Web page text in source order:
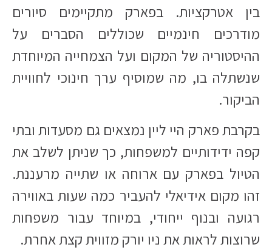
בין אטרקציות. בפארק מתקיימים סיורים
מודרכים חינמיים שכוללים הסברים על
ההיסטוריה של המקום ועל הצמחייה המיוחדת
שנשתלה בו, מה שמוסיף ערך חינוכי לחוויית
הביקור.
בקרבת פארק היי ליין נמצאים גם מסעדות ובתי
קפה ידידותיים למשפחות, כך שניתן לשלב את
הטיול בפארק עם ארוחה או שתייה מרעננת.
זהו מקום אידיאלי להעביר כמה שעות באווירה
רגועה ובנוף ייחודי, במיוחד עבור משפחות
שרוצות לראות את ניו יורק מזווית קצת אחרת.